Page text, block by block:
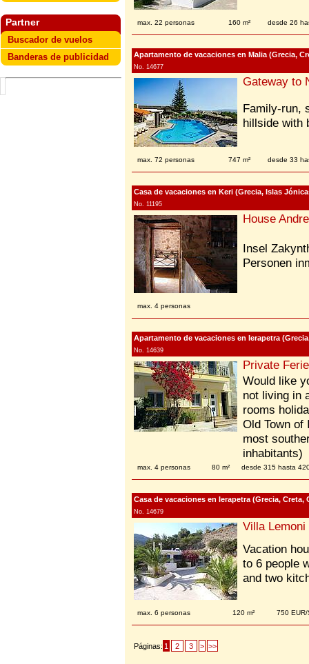
Partner
Buscador de vuelos
Banderas de publicidad
max. 22 personas 160 m² desde 26
Apartamento de vacaciones en Malia (Grecia,
No. 14677
Gateway to
Family-run,
hillside with
max. 72 personas 747 m² desde 33
Casa de vacaciones en Keri (Grecia, Islas
No. 11195
House
Insel
Personen
max. 4 personas
Apartamento de vacaciones en Ierapetra
No. 14639
Private
Would like
not living in
rooms
Old Town of
most
inhabitants)
max. 4 personas 80 m² desde 315 hasta
Casa de vacaciones en Ierapetra (Grecia, Creta,
No. 14679
Villa Lemoni
Vacation
to 6 people
and two
max. 6 personas 120 m² 750
Páginas: 1 2 3 > >>